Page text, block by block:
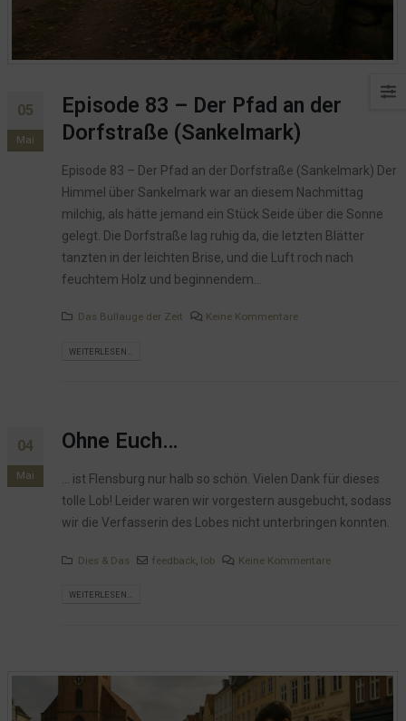
05
Mai
Episode 83 – Der Pfad an der
Dorfstraße (Sankelmark)
Episode 83 – Der Pfad an der Dorfstraße (Sankelmark) Der
Himmel über Sankelmark war an diesem Nachmittag
milchig, als hätte jemand ein Stück Seide über die Sonne
gelegt. Die Dorfstraße lag ruhig da, die letzten Blätter
tanzten in der leichten Brise, und die Luft roch nach
feuchtem Holz und beginnendem...
Das Bullauge der Zeit Keine Kommentare
WEITERLESEN...
04
Mai
Ohne Euch…
... ist Flensburg nur halb so schön. Vielen Dank für dieses
tolle Lob! Leider waren wir vorgestern ausgebucht, sodass
wir die Verfasserin des Lobes nicht unterbringen konnten.
Dies & Das feedback, lob Keine Kommentare
WEITERLESEN...